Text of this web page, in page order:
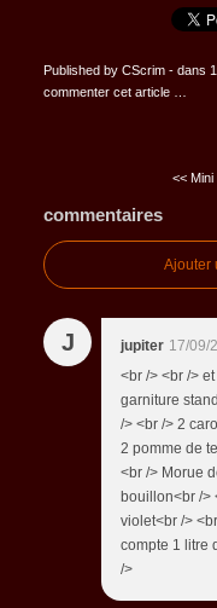
Published by CScrim - dans
commenter cet article
<< Mini
commentaires
Ajouter
J jupiter 17/09/
<br /> <br />
garniture
/> <br /> 2
2 pomme de
<br /> Morue
bouillon<br />
violet<br />
compte 1 litre
/>